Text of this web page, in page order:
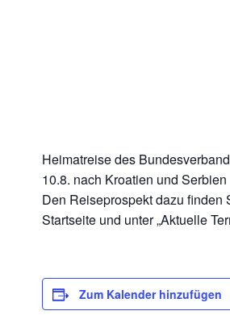
Heimatreise des
10.8. nach Kroatien und Serbien
Den Reiseprospekt dazu finden
Startseite und unter „Aktuelle
Zum Kalender hinzufügen